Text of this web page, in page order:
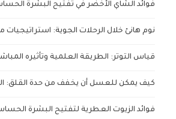
فوائد الشاي الأخضر في تفتيح البشرة
نوم هانئ خلال الرحلات الجوية: استراتيجيات
قياس التوتر: الطريقة العلمية وتأثيره
كيف يمكن للعسل أن يخفف من حدة القلق:
فوائد الزيوت العطرية لتفتيح البشرة